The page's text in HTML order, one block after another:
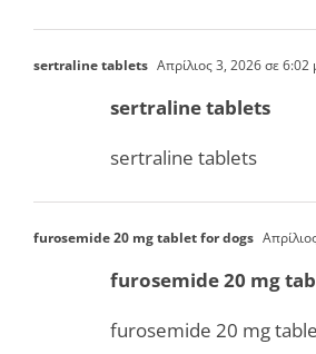
sertraline tablets Απρίλιος 3, 2026 σε 6:02
sertraline tablets
sertraline tablets
furosemide 20 mg tablet for dogs
furosemide 20 mg
furosemide 20 mg